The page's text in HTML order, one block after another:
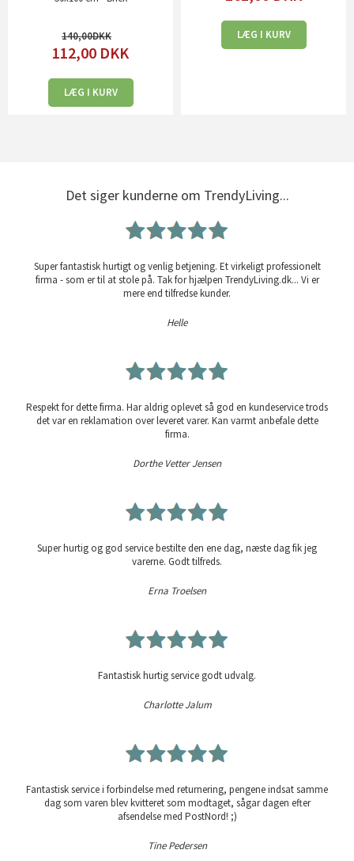
140,00
112,00 DKK
LÆG I KURV
LÆG I KURV
Det siger kunderne om TrendyLiving...
Super fantastisk hurtigt og venlig betjening. Et virkeligt professionelt
firma - som er til at stole på. Tak for hjælpen TrendyLiving.dk... Vi er
mere end tilfredse kunder.
Helle
Respekt for dette firma. Har aldrig oplevet så god en kundeservice trods
det var en reklamation over leveret varer. Kan varmt anbefale dette
firma.
Dorthe Vetter Jensen
Super hurtig og god service bestilte den ene dag, næste dag fik jeg
varerne. Godt tilfreds.
Erna Troelsen
Fantastisk hurtig service godt udvalg.
Charlotte Jalum
Fantastisk service i forbindelse med returnering, pengene indsat samme
dag som varen blev kvitteret som modtaget, sågar dagen efter
afsendelse med PostNord! ;)
Tine Pedersen